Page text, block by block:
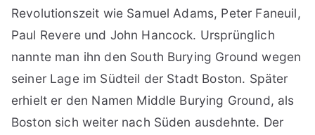
Revolutionszeit wie Samuel Adams, Peter Faneuil,
Paul Revere und John Hancock. Ursprünglich
nannte man ihn den South Burying Ground wegen
seiner Lage im Südteil der Stadt Boston. Später
erhielt er den Namen Middle Burying Ground, als
Boston sich weiter nach Süden ausdehnte. Der